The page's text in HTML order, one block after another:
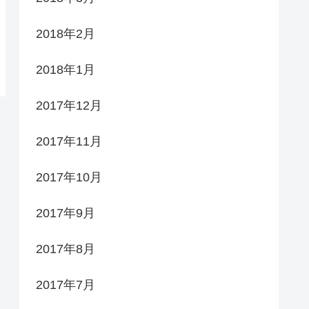
2018年2月
2018年1月
2017年12月
2017年11月
2017年10月
2017年9月
2017年8月
2017年7月